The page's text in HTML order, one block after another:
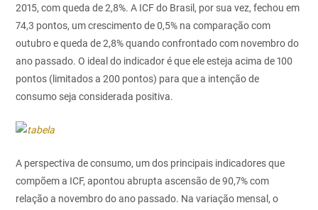
2015, com queda de 2,8%. A ICF do Brasil, por sua vez, fechou em
74,3 pontos, um crescimento de 0,5% na comparação com
outubro e queda de 2,8% quando confrontado com novembro do
ano passado. O ideal do indicador é que ele esteja acima de 100
pontos (limitados a 200 pontos) para que a intenção de
consumo seja considerada positiva.
A perspectiva de consumo, um dos principais indicadores que
compõem a ICF, apontou abrupta ascensão de 90,7% com
relação a novembro do ano passado. Na variação mensal, o